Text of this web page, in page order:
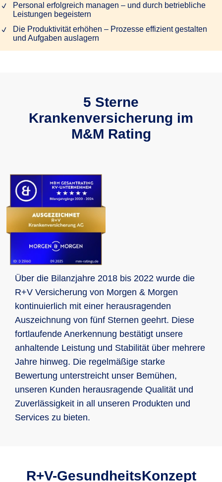
Personal erfolgreich managen – und durch betriebliche
Leistungen begeistern
Die Produktivität erhöhen – Prozesse effizient gestalten
und Aufgaben auslagern
5 Sterne
Krankenversicherung im
M&M Rating
Über die Bilanzjahre 2018 bis 2022 wurde die
R+V Versicherung von Morgen & Morgen
kontinuierlich mit einer herausragenden
Auszeichnung von fünf Sternen geehrt. Diese
fortlaufende Anerkennung bestätigt unsere
anhaltende Leistung und Stabilität über mehrere
Jahre hinweg. Die regelmäßige starke
Bewertung unterstreicht unser Bemühen,
unseren Kunden herausragende Qualität und
Zuverlässigkeit in all unseren Produkten und
Services zu bieten.
R+V-GesundheitsKonzept